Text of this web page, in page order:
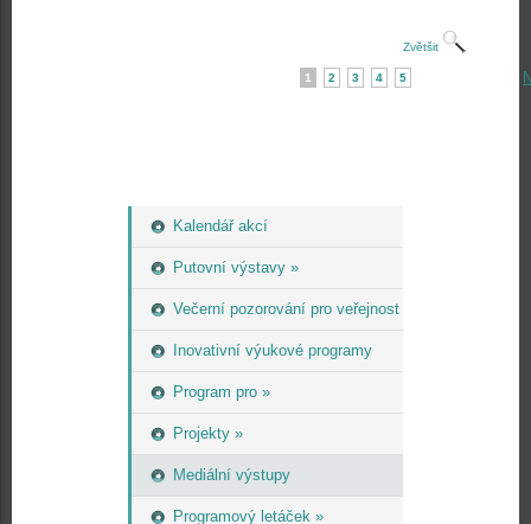
Kalendář akcí
Putovní výstavy »
Večerní pozorování pro veřejnost
Inovativní výukové programy
Program pro »
Projekty »
Mediální výstupy
Programový letáček »
Zvětšit
1 2 3 4 5